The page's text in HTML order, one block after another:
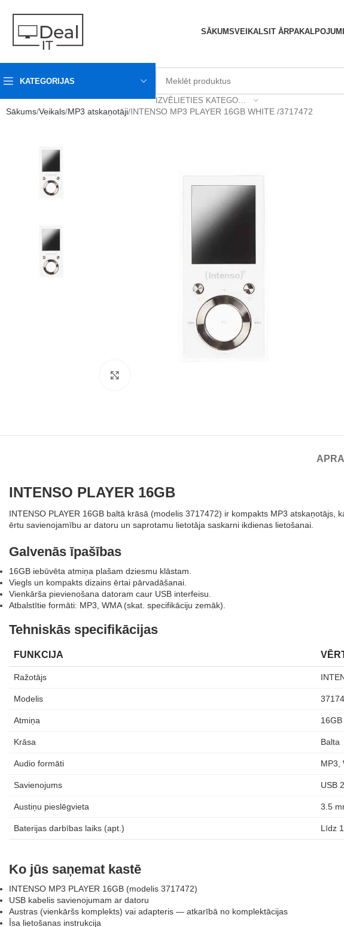
SĀKUMSVEIKALS IT
KATEGORIJAS
IZVĒLIETIES KATEGORIJU
Sākums Veikals MP3 atskaņotāji INTENSO MP3 PLAYER 16GB WHITE /3717472
INTENSO PLAYER 16GB
INTENSO PLAYER 16GB baltā krāsā (modelis 3717472) ir kompakts MP3
ērtu savienojamību ar datoru un saprotamu lietotāja saskarni ikdienas lietošanai.
Galvenās īpašības
16GB iebūvēta atmiņa plašam dziesmu klāstam.
Viegls un kompakts dizains ērtai pārvadāšanai.
Vienkārša pievienošana datoram caur USB interfeisu.
Atbalstītie formāti: MP3, WMA (skat. specifikāciju zemāk).
Tehniskās specifikācijas
FUNKCIJA
Ražotājs
Modelis
Atmiņa 16GB
Krāsa Balta
Audio formāti MP3,
Savienojums USB
Austiņu pieslēgvieta 3.5
Baterijas darbības laiks (apt.) Līdz
Ko jūs saņemat kastē
INTENSO MP3 PLAYER 16GB (modelis 3717472)
USB kabelis savienojumam ar datoru
Austras (vienkāršs komplekts) vai adapteris — atkarībā no komplektācijas
Īsa lietošanas instrukcija